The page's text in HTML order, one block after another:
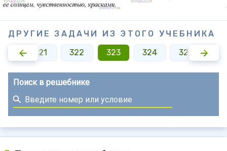
ДРУГИЕ ЗАДАЧИ ИЗ ЭТОГО УЧЕБНИКА
321 322 323 324 325
Поиск в решебнике